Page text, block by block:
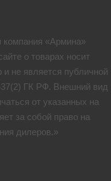
компания «Армина»
о товарах носит
не является публичной
ГК РФ. Внешний вид
от указанных на
за собой право на
дилеров.»